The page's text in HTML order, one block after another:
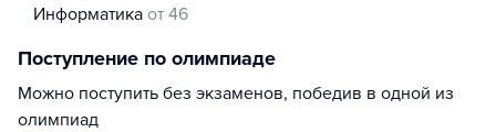
информатика от 46
Поступление по олимпиаде
Можно поступить без экзаменов, победив в одной из
олимпиад